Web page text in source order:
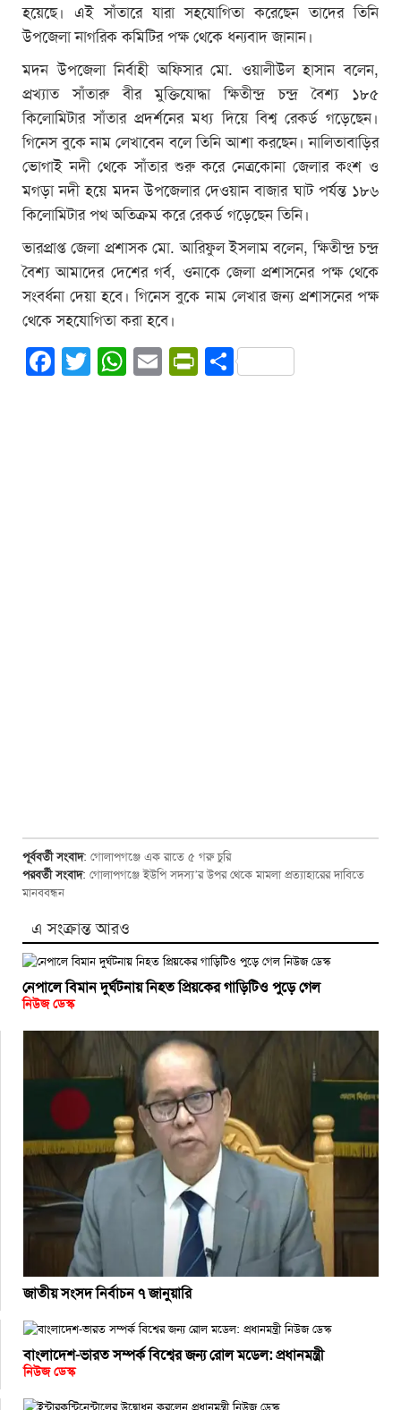
হয়েছে। এই সাঁতারে যারা সহযোগিতা করেছেন তাদের তিনি
উপজেলা নাগরিক কমিটির পক্ষ থেকে ধন্যবাদ জানান।
মদন উপজেলা নির্বাহী অফিসার মো. ওয়ালীউল হাসান বলেন,
প্রখ্যাত সাঁতারু বীর মুক্তিযোদ্ধা ক্ষিতীন্দ্র চন্দ্র বৈশ্য ১৮৫
কিলোমিটার সাঁতার প্রদর্শনের মধ্য দিয়ে বিশ্ব রেকর্ড গড়েছেন।
গিনেস বুকে নাম লেখাবেন বলে তিনি আশা করছেন। নালিতাবাড়ির
ভোগাই নদী থেকে সাঁতার শুরু করে নেত্রকোনা জেলার কংশ ও
মগড়া নদী হয়ে মদন উপজেলার দেওয়ান বাজার ঘাট পর্যন্ত ১৮৬
কিলোমিটার পথ অতিক্রম করে রেকর্ড গড়েছেন তিনি।
ভারপ্রাপ্ত জেলা প্রশাসক মো. আরিফুল ইসলাম বলেন, ক্ষিতীন্দ্র চন্দ্র
বৈশ্য আমাদের দেশের গর্ব, ওনাকে জেলা প্রশাসনের পক্ষ থেকে
সংবর্ধনা দেয়া হবে। গিনেস বুকে নাম লেখার জন্য প্রশাসনের পক্ষ
থেকে সহযোগিতা করা হবে।
Facebook
Twitter
WhatsApp
EmailPrintFriendly
Share
পূর্ববর্তী সংবাদ: গোলাপগঞ্জে এক রাতে ৫ গরু চুরি
পরবর্তী সংবাদ: গোলাপগঞ্জে ইউপি সদস্য’র উপর থেকে মামলা প্রত্যাহারের দাবিতে
মানববন্ধন
এ সংক্রান্ত আরও
নেপালে বিমান দুর্ঘটনায় নিহত প্রিয়কের গাড়িটিও পুড়ে গেল
নিউজ ডেস্ক
জাতীয় সংসদ নির্বাচন ৭ জানুয়ারি
বাংলাদেশ-ভারত সম্পর্ক বিশ্বের জন্য রোল মডেল: প্রধানমন্ত্রী
নিউজ ডেস্ক